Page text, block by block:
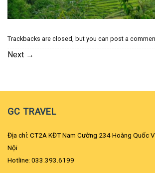
Trackbacks are closed, but you can post a
Next →
GC TRAVEL
Địa chỉ: CT2A KĐT Nam Cường 234 Hoàng Quốc
Nội
Hotline: 033.393.6199